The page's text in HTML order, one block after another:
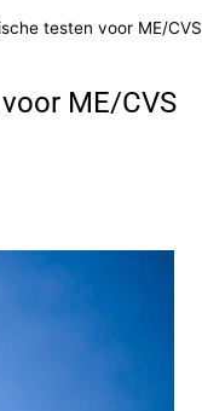
testen voor ME/CVS
ME/CVS